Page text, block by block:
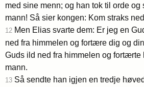
med sine menn; og han tok til orde og
mann! Så sier kongen: Kom straks
12 Men Elias svarte dem: Er jeg en
ned fra himmelen og fortære dig og
Guds ild ned fra himmelen og fortærte
mann.
13 Så sendte han igjen en tredje